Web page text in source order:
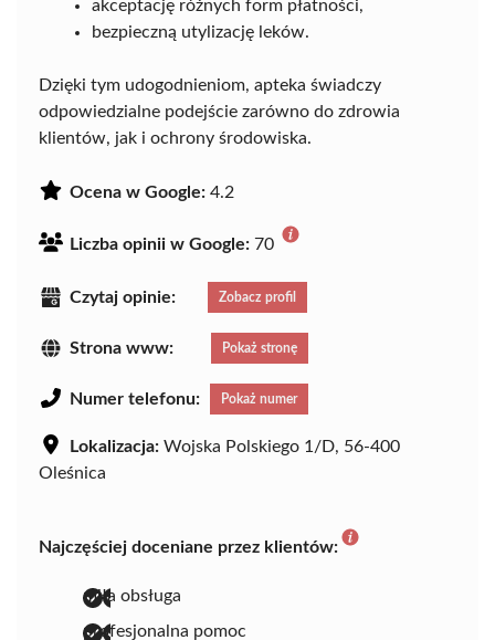
akceptację różnych form płatności,
bezpieczną utylizację leków.
Dzięki tym udogodnieniom, apteka świadczy
odpowiedzialne podejście zarówno do zdrowia
klientów, jak i ochrony środowiska.
Ocena w Google: 4.2
Liczba opinii w Google: 70
Czytaj opinie: Zobacz profil
Strona www: Pokaż stronę
Numer telefonu: Pokaż numer
Lokalizacja: Wojska Polskiego 1/D, 56-400
Oleśnica
Najczęściej doceniane przez klientów:
miła obsługa
profesjonalna pomoc